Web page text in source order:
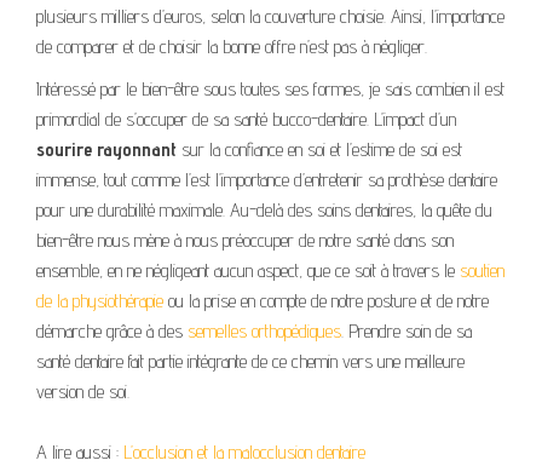
plusieurs milliers d’euros, selon la couverture choisie. Ainsi, l’importance
de comparer et de choisir la bonne offre n’est pas à négliger.
Intéressé par le bien-être sous toutes ses formes, je sais combien il est
primordial de s’occuper de sa santé bucco-dentaire. L’impact d’un
sourire rayonnant sur la confiance en soi et l’estime de soi est
immense, tout comme l’est l’importance d’entretenir sa prothèse dentaire
pour une durabilité maximale. Au-delà des soins dentaires, la quête du
bien-être nous mène à nous préoccuper de notre santé dans son
ensemble, en ne négligeant aucun aspect, que ce soit à travers le soutien
de la physiothérapie ou la prise en compte de notre posture et de notre
démarche grâce à des semelles orthopédiques. Prendre soin de sa
santé dentaire fait partie intégrante de ce chemin vers une meilleure
version de soi.
A lire aussi : L’occlusion et la malocclusion dentaire